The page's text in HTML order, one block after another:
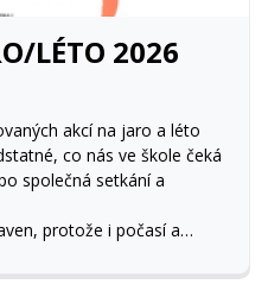
LÉTO 2026
akcí na jaro a léto
co nás ve škole čeká
společná setkání a
protože i počasí a